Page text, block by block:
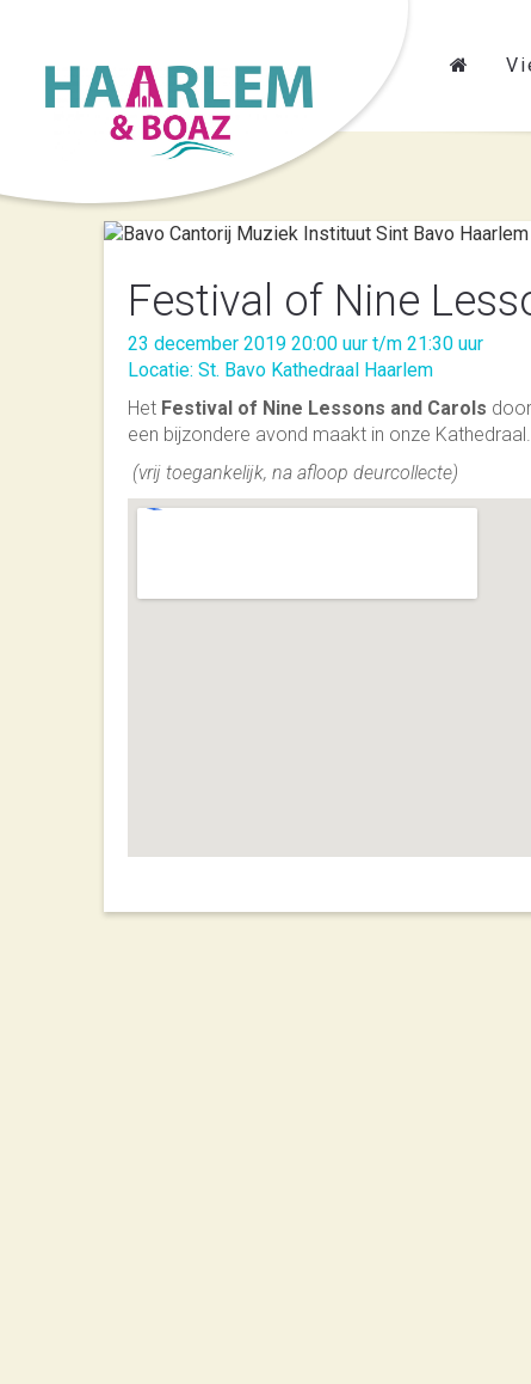
Festival of Nine
23 december 2019 20:00 uur t/m 21:30 uur
Locatie: St. Bavo Kathedraal Haarlem
Het Festival of Nine Lessons and Carols
een bijzondere avond maakt in onze Kathedraal.
(vrij toegankelijk, na afloop deurcollecte)